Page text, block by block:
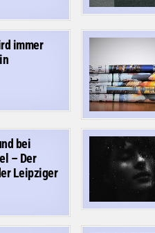
immer
bei
– Der
Leipziger